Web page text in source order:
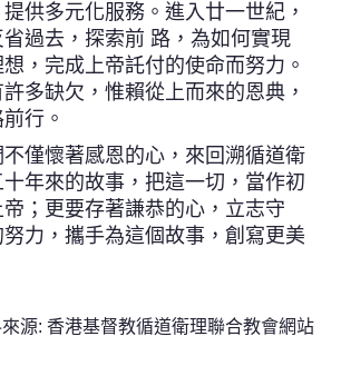
供多元化服務。進入廿一世紀，
過去，探索前 路，為如何實現
想，完成上帝託付的使命而努力。
多缺欠，惟賴從上而來的恩典，
行。
僅懷著感恩的心，來回溯循道衛
年來的故事，把這一切，當作初
；更要存著謙恭的心，立志守
力，攜手為這個故事，創寫更美
源: 香港基督教循道衛理聯合教會網站